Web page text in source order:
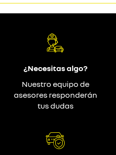
¿Necesitas algo?
Nuestro equipo de
asesores responderán
tus dudas